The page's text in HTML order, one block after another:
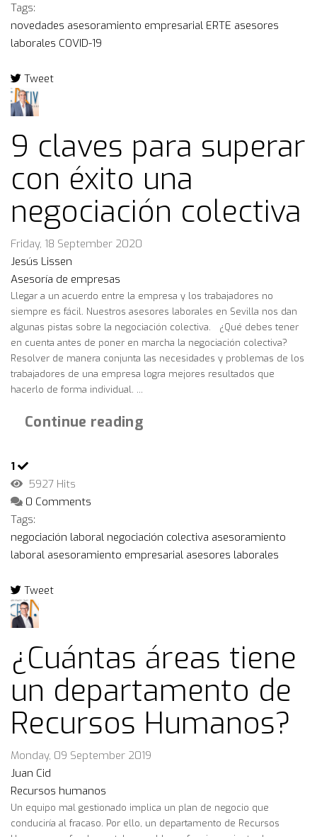
Tags:
novedades asesoramiento empresarial ERTE asesores
laborales COVID-19
Tweet
pinterest
9 claves para superar
con éxito una
negociación colectiva
Friday, 18 September 2020
Jesús Lissen
Asesoría de empresas
Llegar a un acuerdo entre la empresa y los trabajadores no
siempre es fácil. Nuestros asesores laborales en Sevilla nos dan
algunas pistas sobre la negociación colectiva. ¿Qué debes tener
en cuenta antes de poner en marcha la negociación colectiva?
Resolver de manera conjunta las necesidades y problemas de los
trabajadores de una empresa logra mejores resultados que
hacerlo de forma individual. ...
Continue reading
1
5927 Hits
0 Comments
Tags:
negociación laboral negociación colectiva asesoramiento
laboral asesoramiento empresarial asesores laborales
Tweet
pinterest
¿Cuántas áreas tiene
un departamento de
Recursos Humanos?
Monday, 09 September 2019
Juan Cid
Recursos humanos
Un equipo mal gestionado implica un plan de negocio que
conduciría al fracaso. Por ello, un departamento de Recursos